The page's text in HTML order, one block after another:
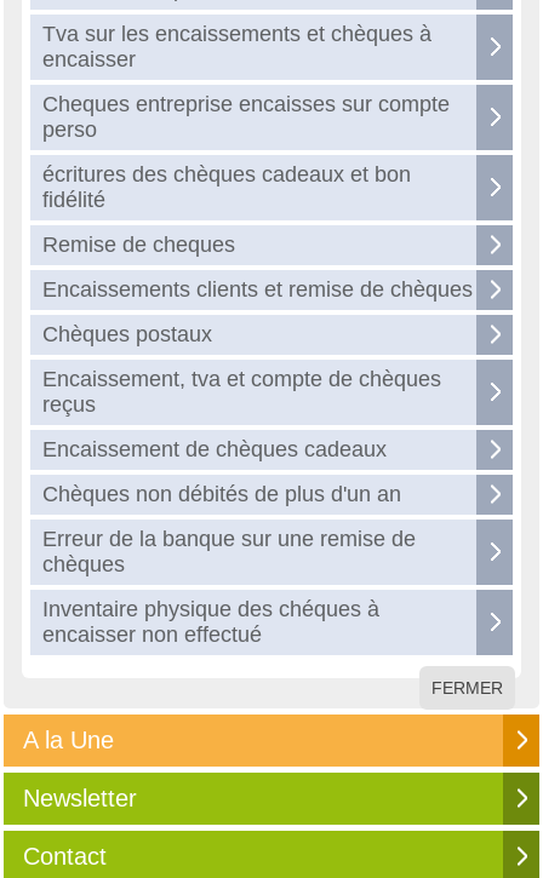
Tva sur les encaissements et chèques à
encaisser
Cheques entreprise encaisses sur compte
perso
écritures des chèques cadeaux et bon
fidélité
Remise de cheques
Encaissements clients et remise de chèques
Chèques postaux
Encaissement, tva et compte de chèques
reçus
Encaissement de chèques cadeaux
Chèques non débités de plus d'un an
Erreur de la banque sur une remise de
chèques
Inventaire physique des chéques à
encaisser non effectué
FERMER
A la Une
Newsletter
Contact